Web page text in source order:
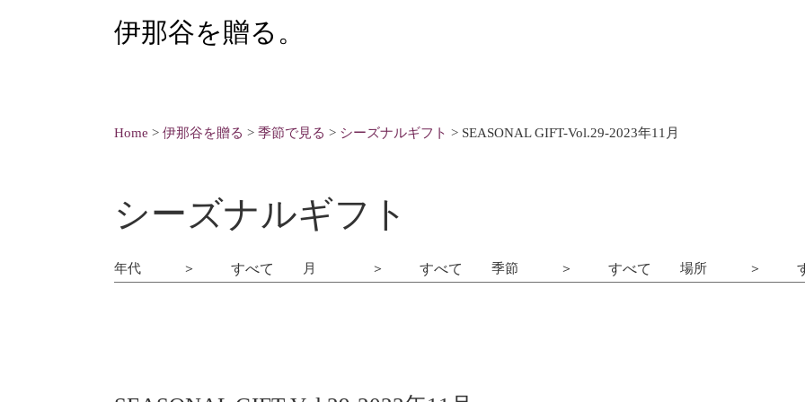
伊那谷を贈る。
Home > 伊那谷を贈る > 季節で見る > シーズナルギフト > SEASONAL GIFT-Vol.29-2023年11月
シーズナルギフト
年代 月 季節 場所